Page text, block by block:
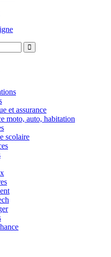
et assurance
moto, auto, habitation
scolaire